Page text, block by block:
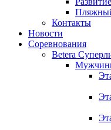
Контакты
Новости
Соревнования
Betera